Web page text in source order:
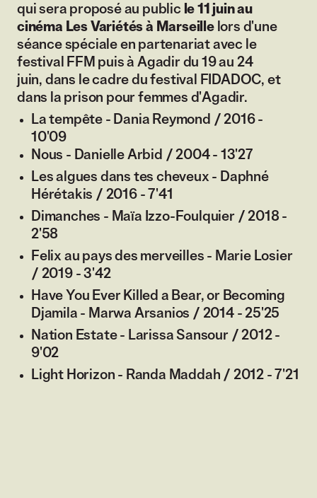
qui sera proposé au public le 11 juin au
cinéma Les Variétés à Marseillelors d'une
séance spéciale en partenariat avec le
festival FFM puis à Agadir du 19 au 24
juin, dans le cadre du festival FIDADOC, et
dans la prison pour femmes d'Agadir.
La tempête - Dania Reymond / 2016 -
10'09
Nous - Danielle Arbid / 2004 - 13'27
Les algues dans tes cheveux - Daphné
Hérétakis / 2016 - 7'41
Dimanches - Maïa Izzo-Foulquier / 2018 -
2'58
Felix au pays des merveilles - Marie Losier
/ 2019 - 3'42
Have You Ever Killed a Bear, or Becoming
Djamila - Marwa Arsanios / 2014 - 25'25
Nation Estate - Larissa Sansour / 2012 -
9'02
Light Horizon - Randa Maddah / 2012 - 7'21